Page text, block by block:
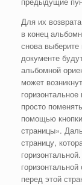
Для их
в конец
снова
документе
альбомной
может
просто
помощью
страницы».
страницу,
перед этой